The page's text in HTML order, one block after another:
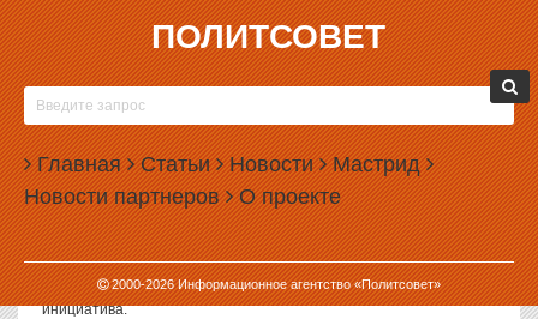
ПОЛИТСОВЕТ
Главная Статьи Новости Мастрид
Новости партнеров О проекте
2000-2026Информационное агентство «Политсовет»
19.07.2017, 11:50
ГОД ВЫБОРОВ ПУТИНА ХОТЯТ СДЕЛАТЬ
ГОДОМ НАРОДНЫХ ПРОМЫСЛОВ
2018 год в России может быть объявлен годом народных
художественных промыслов. Эту идею активно поддерживают в
Госдуме.
Накануне в нижней палате парламента заседал экспертный
совет по легкой промышленности. Именно там и была озвучена
инициатива.